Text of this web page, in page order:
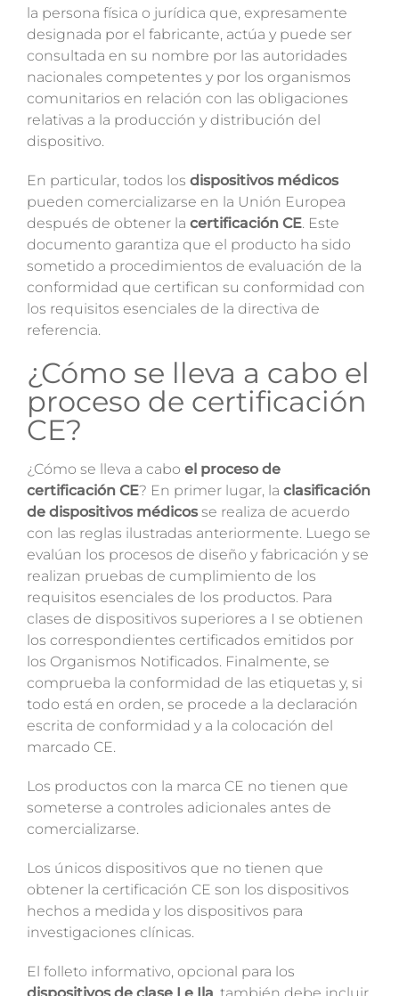
la persona física o jurídica que, expresamente
designada por el fabricante, actúa y puede ser
consultada en su nombre por las autoridades
nacionales competentes y por los organismos
comunitarios en relación con las obligaciones
relativas a la producción y distribución del
dispositivo.
En particular, todos los dispositivos médicos
pueden comercializarse en la Unión Europea
después de obtener la certificación CE. Este
documento garantiza que el producto ha sido
sometido a procedimientos de evaluación de la
conformidad que certifican su conformidad con
los requisitos esenciales de la directiva de
referencia.
¿Cómo se lleva a cabo el
proceso de certificación
CE?
¿Cómo se lleva a cabo el proceso de
certificación CE? En primer lugar, la clasificación
de dispositivos médicosse realiza de acuerdo
con las reglas ilustradas anteriormente. Luego se
evalúan los procesos de diseño y fabricación y se
realizan pruebas de cumplimiento de los
requisitos esenciales de los productos. Para
clases de dispositivos superiores a I se obtienen
los correspondientes certificados emitidos por
los Organismos Notificados. Finalmente, se
comprueba la conformidad de las etiquetas y, si
todo está en orden, se procede a la declaración
escrita de conformidad y a la colocación del
marcado CE.
Los productos con la marca CE no tienen que
someterse a controles adicionales antes de
comercializarse.
Los únicos dispositivos que no tienen que
obtener la certificación CE son los dispositivos
hechos a medida y los dispositivos para
investigaciones clínicas.
El folleto informativo, opcional para los